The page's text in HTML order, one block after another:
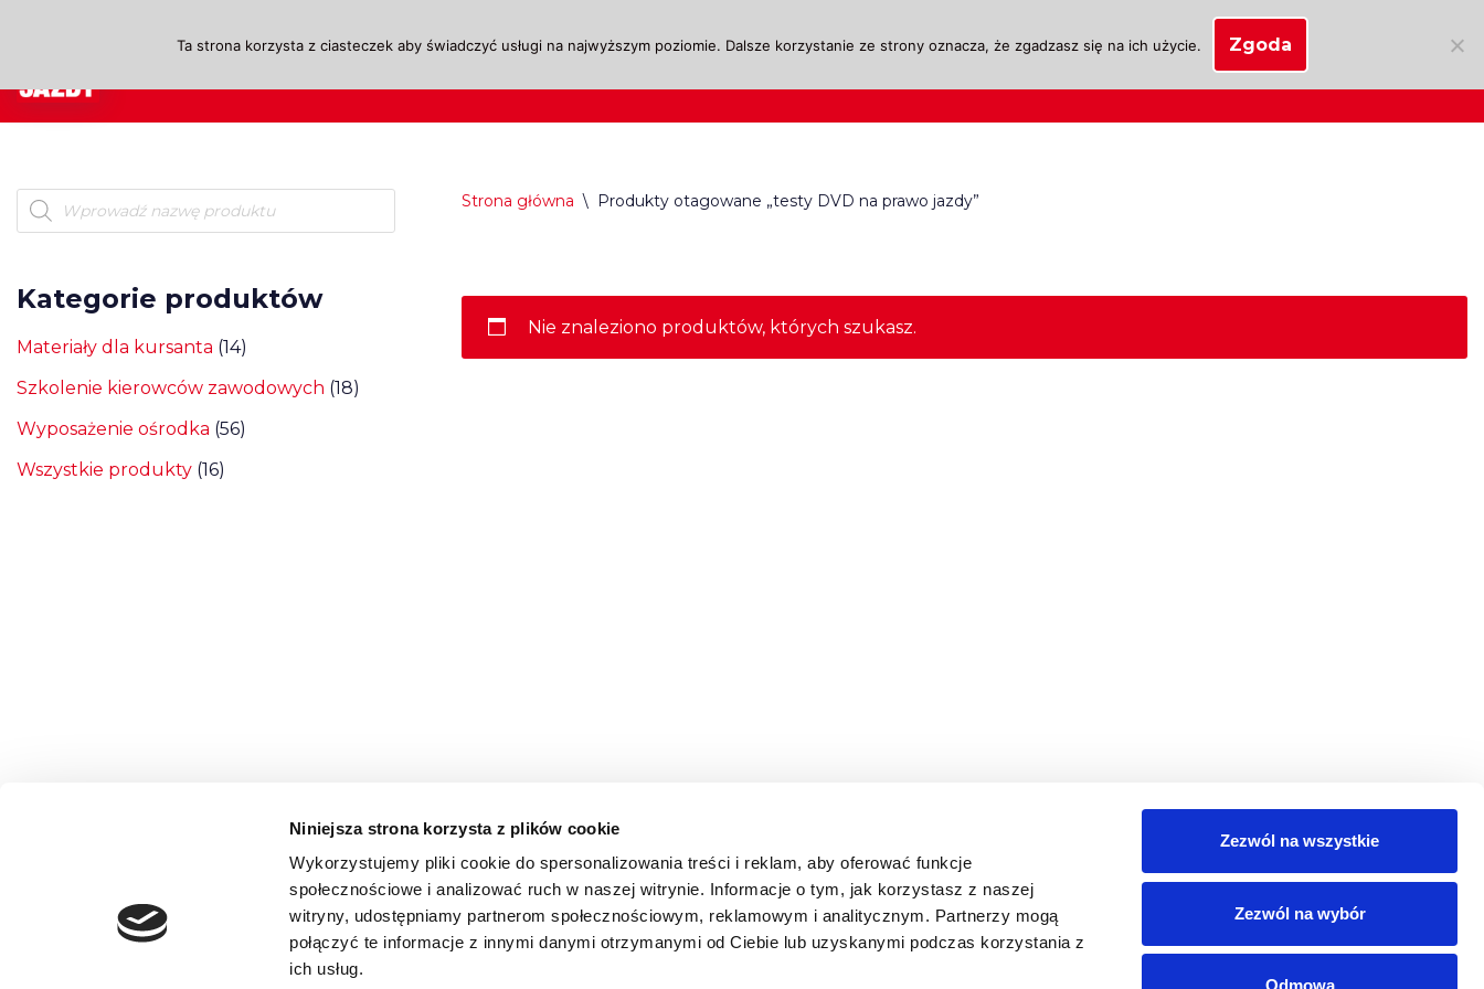
Niniejsza strona korzysta z plików cookie
Wykorzystujemy pliki cookie do spersonalizowania treści i reklam, aby oferować funkcje
społecznościowe i analizować ruch w naszej witrynie. Informacje o tym, jak korzystasz z naszej
witryny, udostępniamy partnerom społecznościowym, reklamowym i analitycznym. Partnerzy mogą
połączyć te informacje z innymi danymi otrzymanymi od Ciebie lub uzyskanymi podczas korzystania z
ich usług.
Zezwól na wszystkie
Zezwól na wybór
Odmowa
do
treści
Kategorie produktów
Materiały dla kursanta (14)
Szkolenie kierowców zawodowych (18)
Wyposażenie ośrodka (56)
Wszystkie produkty (16)
Strona główna \ Produkty otagowane „testy DVD na prawo jazdy”
Nie znaleziono produktów, których szukasz.
Ta strona korzysta z ciasteczek aby świadczyć usługi na najwyższym poziomie. Dalsze korzystanie ze strony oznacza, że zgadzasz się na ich użycie. Zgoda